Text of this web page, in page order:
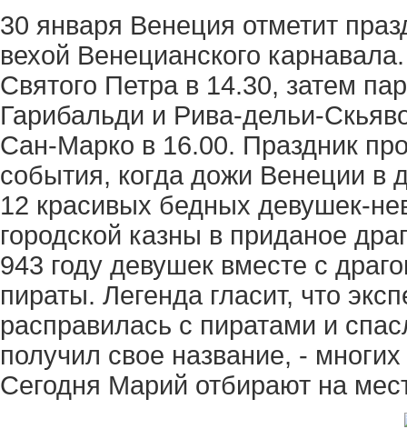
30 января Венеция отметит
вехой Венецианского
Святого Петра в 14.30, затем
Гарибальди и Рива-дельи-
Сан-Марко в 16.00. Праздник
события, когда дожи Венеции
12 красивых бедных девушек-
городской казны в приданое
943 году девушек вместе с
пираты. Легенда гласит, что
расправилась с пиратами и
получил свое название, -
Сегодня Марий отбирают на